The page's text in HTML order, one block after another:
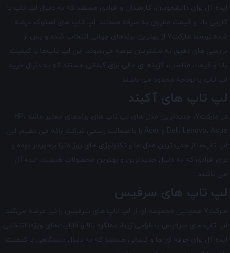
ایده آل برای دانشجویان، کارمندان و افرادی هستند که به دنبال لپ تاپ با
کارایی بالا و قیمت مقرون به صرفه هستند. لپ تاپ‌ های استوک عرضه
شده توسط مارکت7 از بهترین برندهای جهانی انتخاب شده و پس از
بررسی‌ های دقیق به مشتریان عرضه می‌شوند. این لپ تاپ‌ها با کیفیت
بالا و قیمت مناسب، گزینه ‌ای عالی برای کسانی هستند که به دنبال خرید
لپ تاپ با بودجه محدود می‌ باشند.
لپ تاپ های آکبند
در مارکت7، جدیدترین مدل های لپ تاپ های برندهای معتبر مانند HP،
Dell، Lenovo، Asus و Acer را با ضمانت رسمی شرکت ارائه می دهیم. این
لپ تاپ‌ها از جدیدترین مدل ‌ها و تکنولوژی های روز دنیا برخوردار بوده و
برای افرادی که به دنبال جدیدترین و بهترین محصولات هستند، ایده آل
می ‌باشند.
لپ تاپ های سرفیس
مارکت7 همچنین مجموعه ای از لپ تاپ‌ های سرفیس را نیز عرضه می‌کند.
لپ تاپ‌ های سرفیس با طراحی زیبا، عملکرد بالا و قابلیت‌های ویژه، انتخابی
ایده آل برای حرفه ای ها و کسانی هستند که به دنبال دستگاهی با کیفیت